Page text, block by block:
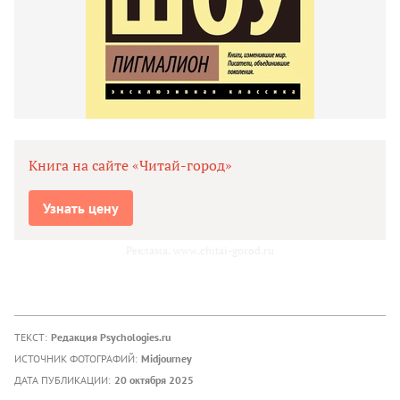
Книга на сайте «Читай-город»
Узнать цену
ТЕКСТ: Редакция Psychologies.ru
ИСТОЧНИК ФОТОГРАФИЙ: Midjourney
ДАТА ПУБЛИКАЦИИ: 20 октября 2025